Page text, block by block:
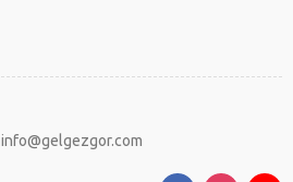
info@gelgezgor.com